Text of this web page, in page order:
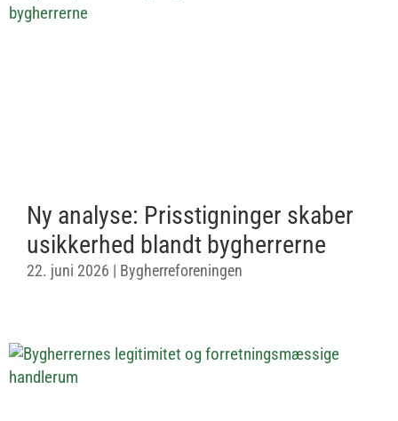
Ny analyse: Prisstigninger skaber
usikkerhed blandt bygherrerne
22. juni 2026 | Bygherreforeningen